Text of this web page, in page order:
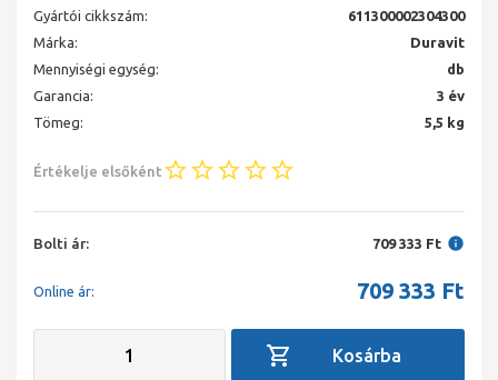
Gyártói cikkszám:
611300002304300
Márka:
Duravit
Mennyiségi egység:
db
Garancia:
3 év
Tömeg:
5,5 kg
Értékelje elsőként
Bolti ár: 709 333 Ft
Online ár: 709 333 Ft